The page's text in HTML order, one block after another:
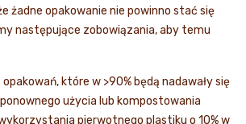
żadne opakowanie nie powinno stać się
następujące zobowiązania, aby temu
które w >90% będą nadawały się
użycia lub kompostowania
pierwotnego plastiku o 10% w